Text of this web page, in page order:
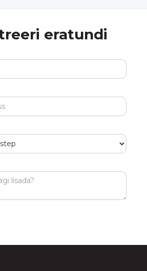
eratundi